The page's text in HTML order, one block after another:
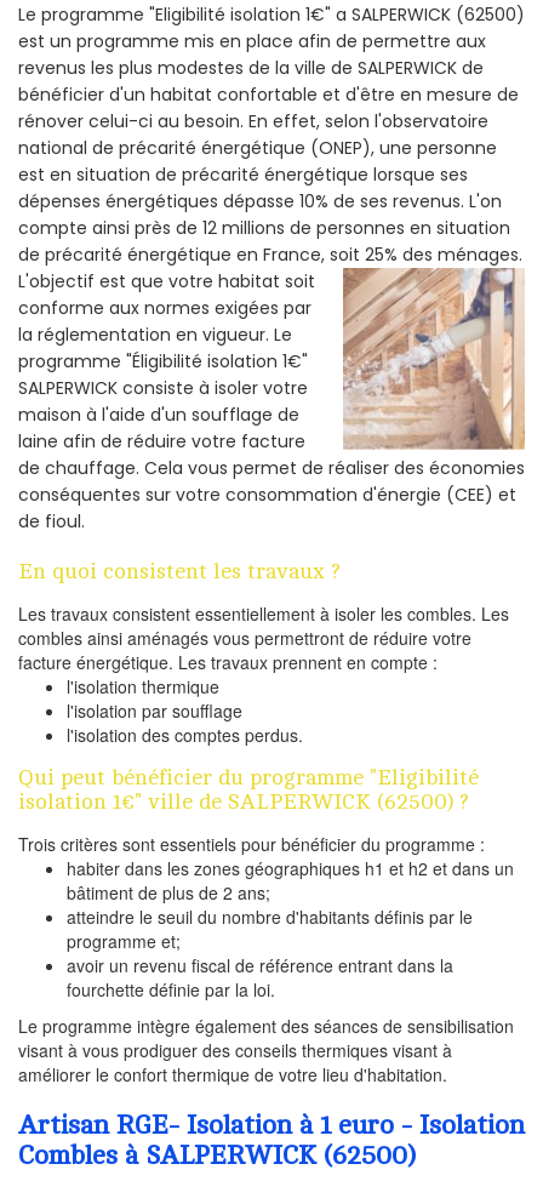
Le programme "Eligibilité isolation 1€" a SALPERWICK (62500)
est un programme mis en place afin de permettre aux
revenus les plus modestes de la ville de SALPERWICK de
bénéficier d'un habitat confortable et d'être en mesure de
rénover celui-ci au besoin. En effet, selon l'observatoire
national de précarité énergétique (ONEP), une personne
est en situation de précarité énergétique lorsque ses
dépenses énergétiques dépasse 10% de ses revenus. L'on
compte ainsi près de 12 millions de personnes en situation
de précarité énergétique en France, soit 25% des ménages.
L'objectif est que votre habitat soit
conforme aux normes exigées par
la réglementation en vigueur. Le
programme "Éligibilité isolation 1€"
SALPERWICK consiste à isoler votre
maison à l'aide d'un soufflage de
laine afin de réduire votre facture
de chauffage. Cela vous permet de réaliser des économies
conséquentes sur votre consommation d'énergie (CEE) et
de fioul.
En quoi consistent les travaux ?
Les travaux consistent essentiellement à isoler les combles. Les
combles ainsi aménagés vous permettront de réduire votre
facture énergétique. Les travaux prennent en compte :
l'isolation thermique
l'isolation par soufflage
l'isolation des comptes perdus.
Qui peut bénéficier du programme "Eligibilité
isolation 1€" ville de SALPERWICK (62500) ?
Trois critères sont essentiels pour bénéficier du programme :
habiter dans les zones géographiques h1 et h2 et dans un
bâtiment de plus de 2 ans;
atteindre le seuil du nombre d'habitants définis par le
programme et;
avoir un revenu fiscal de référence entrant dans la
fourchette définie par la loi.
Le programme intègre également des séances de sensibilisation
visant à vous prodiguer des conseils thermiques visant à
améliorer le confort thermique de votre lieu d'habitation.
Artisan RGE- Isolation à 1 euro - Isolation
Combles à SALPERWICK (62500)